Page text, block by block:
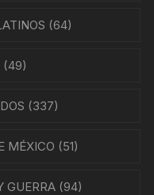
(64)
(49)
(337)
MÉXICO (51)
GUERRA (94)